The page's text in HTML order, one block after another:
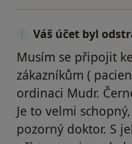
Váš účet byl
Musím se připojit
zákazníkům (
ordinaci Mudr.
Je to velmi
pozorný doktor. S